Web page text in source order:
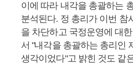
이에 따라 내각을 총괄하는
분석된다. 정 총리가 이번 참
을 차단하고 국정운영에 대
서 "내각을 총괄하는 총리인
생각이었다"고 밝힌 것도 같